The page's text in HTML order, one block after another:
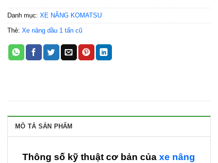
Danh mục: XE NÂNG KOMATSU
Thẻ: Xe nâng dầu 1 tấn cũ
MÔ TẢ SẢN PHẨM
Thông số kỹ thuật cơ bản của xe nâng